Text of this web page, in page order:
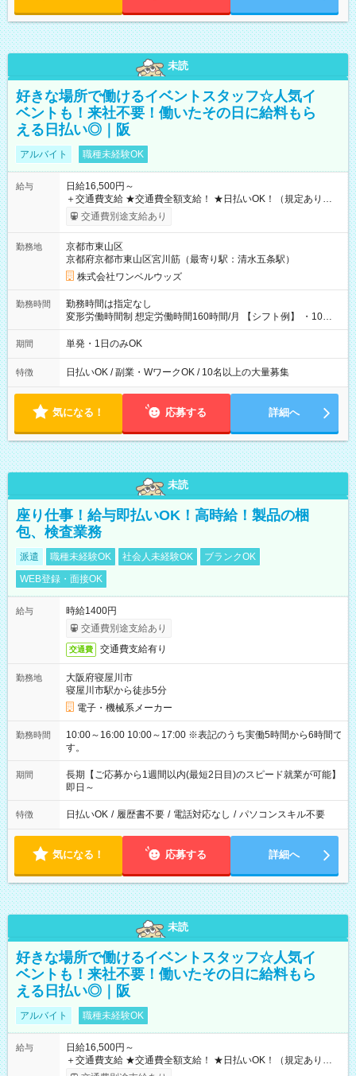
未読
好きな場所で働けるイベントスタッフ☆人気イ
ベントも！来社不要！働いたその日に給料もら
える日払い◎｜阪
アルバイト 職種未経験OK
給与
日給16,500円～
＋交通費支給 ★交通費全額支給！ ★日払いOK！（規定あり） ┗
働いたその日に現金GET♪ お仕事後はコンビニATMから 日払
交通費別途支給あり
勤務地
京都市東山区
京都府京都市東山区宮川筋（最寄り駅：清水五条駅）
株式会社ワンベルウッズ
勤務時間
勤務時間は指定なし
変形労働時間制 想定労働時間160時間/月 【シフト例】 ・10：
00～20：00
期間 単発・1日のみOK
特徴 日払いOK / 副業・WワークOK / 10名以上の大量募集
気になる！ 応募する 詳細へ
未読
座り仕事！給与即払いOK！高時給！製品の梱
包、検査業務
派遣 職種未経験OK 社会人未経験OK
ブランクOK
WEB登録・面接OK
給与
時給1400円
交通費別途支給あり
交通費 交通費支給有り
勤務地
大阪府寝屋川市
寝屋川市駅から徒歩5分
電子・機械系メーカー
勤務時間
10:00～16:00 10:00～17:00 ※表記のうち実働5時間から6時間で
す。
期間
長期【ご応募から1週間以内(最短2日目)のスピード就業が可能】
即日～
特徴 日払いOK / 履歴書不要 / 電話対応なし / パソコンスキル不要
気になる！ 応募する 詳細へ
未読
好きな場所で働けるイベントスタッフ☆人気イ
ベントも！来社不要！働いたその日に給料もら
える日払い◎｜阪
アルバイト 職種未経験OK
給与
日給16,500円～
＋交通費支給 ★交通費全額支給！ ★日払いOK！（規定あり） ┗
働いたその日に現金GET♪ お仕事後はコンビニATMから 日払